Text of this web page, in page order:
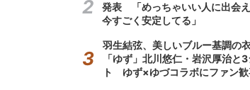
発表 「めっちゃいい人に出会
今すごく安定してる」
羽生結弦、美しいブルー基調の
「ゆず」北川悠仁・岩沢厚治と
ト ゆず×ゆづコラボにファン